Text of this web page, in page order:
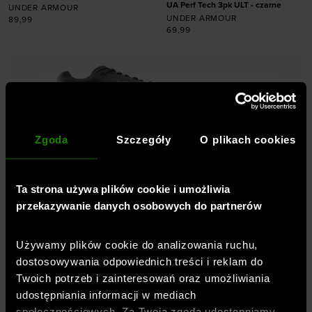
Zgoda Szczegóły O plikach cookies
Ta strona używa plików cookie i umożliwia
przekazywanie danych osobowych do partnerów
Używamy plików cookie do analizowania ruchu,
dostosowywania odpowiednich treści i reklam do
Twoich potrzeb i zainteresowań oraz umożliwiania
udostępniania informacji w mediach
Dodaj produkt w
UNDER ARMOUR
89,99
42-47,5
UA Perf Tech 3pk ULT - czarne
UNDER ARMOUR
69,99
Profesjonalna odzież, buty,
SportStyleStory
Jesteśmy częścią spółkiOTCF – właściciela
marki4Forazoficjalnym, wyłącznym i